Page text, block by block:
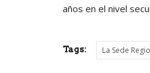
años en el nivel
Tags: La Sede